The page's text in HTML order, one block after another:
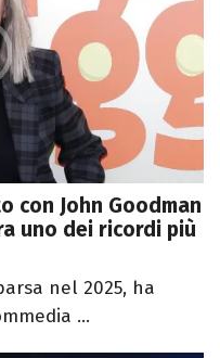
con John Goodman
uno dei ricordi più
nel 2025, ha
...